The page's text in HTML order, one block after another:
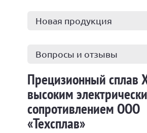
Новая продукция
Вопросы и отзывы
Прецизионный сплав
высоким
сопротивлением ООО
«Техсплав»